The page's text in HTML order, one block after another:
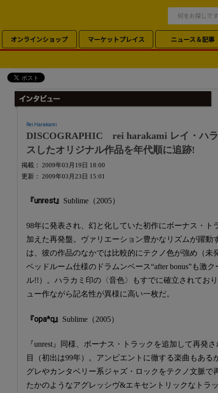
オンラインショップ マーケットプレイス ニュース＆記事
Rei Harakami
DISCOGRAPHIC rei harakami レイ・ハ
スしたオリジナル作品を年代順に追跡!
掲載： 2009年03月19日 18:00
更新： 2009年03月23日 15:01
『unrest』 Sublime（2005）
98年に発表され、幻と化していた初作にボーナス・ト
加えた再発盤。ヴァリエーション豊かなリズムが躍動
は、彼の作品のなかでは比較的にテクノ色が強め（未
ベッドルーム仕様のドラムンベース“after bonus”も激ク
ル!!）。ハラカミ印の〈音色〉もすでに確立されてお
ュー作ながら記名性が異様に高い一枚だ。
『opa*q』 Sublime（2005）
『unrest』同様、ボーナス・トラックを追加して再発
目（初出は99年）。アンビエントに徹する楽曲もある
グレやカンタベリー系ジャズ・ロックをテクノ文脈で
たかのようなアグレッシヴ&エキセントリックなトラ